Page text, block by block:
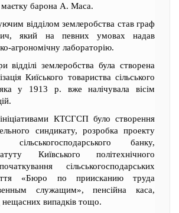
маєтку барона А. Маса.
відділом землеробства став граф
який на певних умовах надав
агрономічну лабораторію.
землеробства була створена
Киїського товариства сільського
яка у 1913 р. вже налічувала вісім
КТСГСП було створення
синдикату, розробка проекту
сільськогосподарського банку,
Київського політехнічного
сільськогосподарських
«Бюро по приисканию труда
служащим», пенсійна каса,
нещасних випадків тощо.